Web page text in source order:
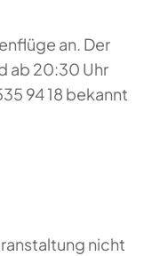
an. Der
ab 20:30 Uhr
94 18 bekannt
nicht